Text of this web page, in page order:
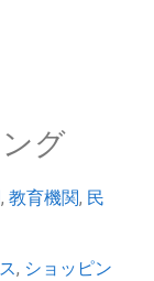
グ
, 教育機関, 民
, ショッピン